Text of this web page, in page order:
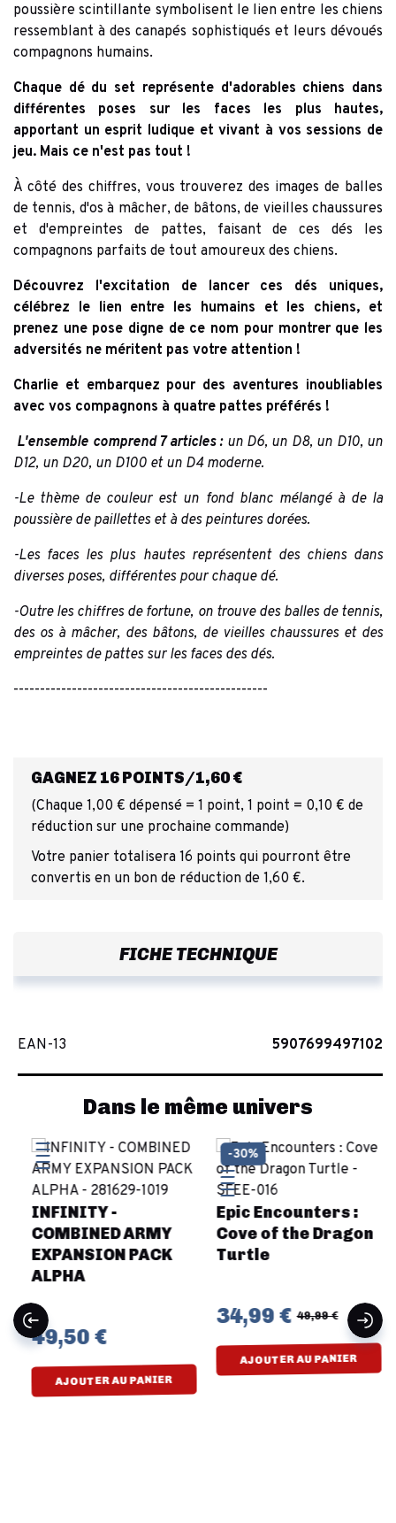
poussière scintillante symbolisent le lien entre les chiens
ressemblant à des canapés sophistiqués et leurs dévoués
compagnons humains.
Chaque dé du set représente d'adorables chiens dans
différentes poses sur les faces les plus hautes,
apportant un esprit ludique et vivant à vos sessions de
jeu. Mais ce n'est pas tout !
À côté des chiffres, vous trouverez des images de balles
de tennis, d'os à mâcher, de bâtons, de vieilles chaussures
et d'empreintes de pattes, faisant de ces dés les
compagnons parfaits de tout amoureux des chiens.
Découvrez l'excitation de lancer ces dés uniques,
célébrez le lien entre les humains et les chiens, et
prenez une pose digne de ce nom pour montrer que les
adversités ne méritent pas votre attention !
Charlie et embarquez pour des aventures inoubliables
avec vos compagnons à quatre pattes préférés !
L'ensemble comprend 7 articles : un D6, un D8, un D10, un
D12, un D20, un D100 et un D4 moderne.
-Le thème de couleur est un fond blanc mélangé à de la
poussière de paillettes et à des peintures dorées.
-Les faces les plus hautes représentent des chiens dans
diverses poses, différentes pour chaque dé.
-Outre les chiffres de fortune, on trouve des balles de tennis,
des os à mâcher, des bâtons, de vieilles chaussures et des
empreintes de pattes sur les faces des dés.
------------------------------------------------
GAGNEZ 16 POINTS/1,60 €
(Chaque 1,00 € dépensé = 1 point, 1 point = 0,10 € de
réduction sur une prochaine commande)
Votre panier totalisera 16 points qui pourront être
convertis en un bon de réduction de 1,60 €.
FICHE TECHNIQUE
EAN-13 5907699497102
Dans le même univers
INFINITY -
COMBINED ARMY
EXPANSION PACK
ALPHA
49,50 €
AJOUTER AU PANIER
Epic Encounters :
Cove of the Dragon
Turtle
34,99 € 49,99 €
AJOUTER AU PANIER
-30%